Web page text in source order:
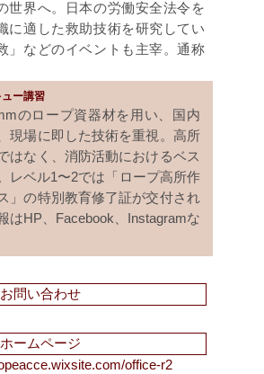
世界へ。日本の労働安全法令を
に適した救助技術を研究してい
」などのイベントも主宰。通称
ー講習
のロープ資器材を用い、国内
現場に即した技術を重視。高所
はなく、消防活動におけるベス
レベル1〜2では「ロープ高所作
」の特別教育修了証が交付され
はHP、Facebook、Instagramな
お問い合わせ
ホームページ
office-r2